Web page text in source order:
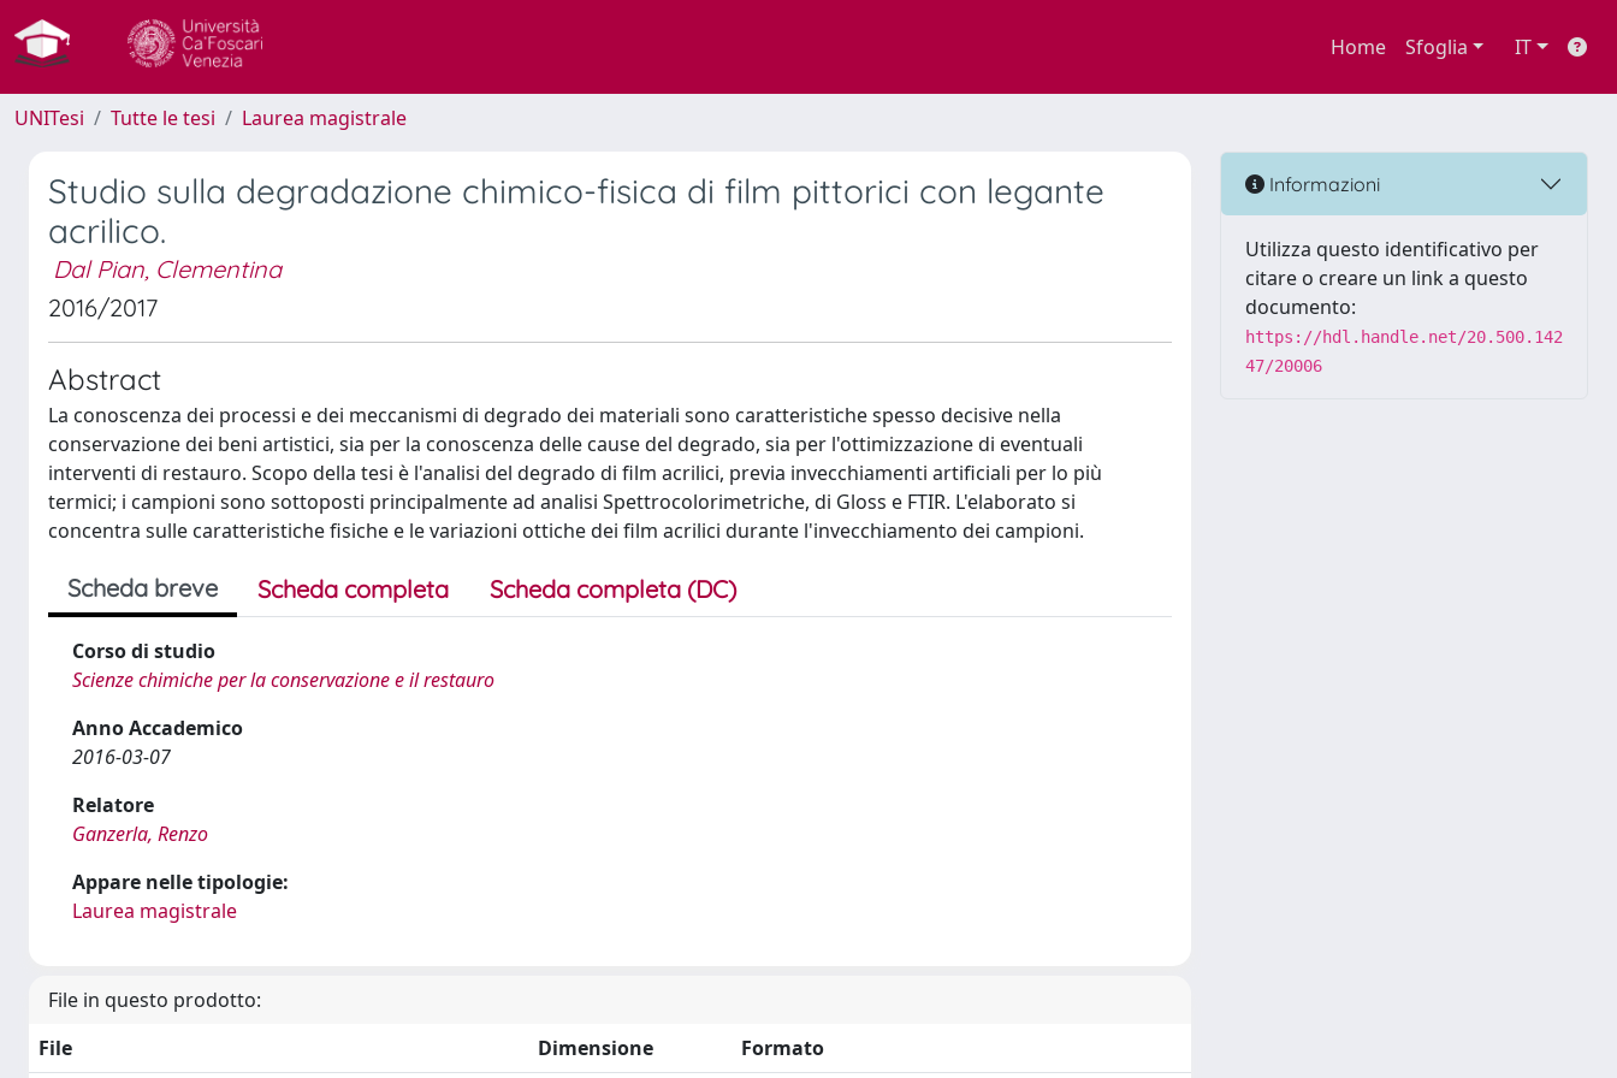
Home Sfoglia IT
UNITesi Tutte le tesi Laurea magistrale
Studio sulla degradazione chimico-fisica di film pittorici con legante
acrilico.
Dal Pian, Clementina
2016/2017
Abstract
La conoscenza dei processi e dei meccanismi di degrado dei materiali sono caratteristiche spesso decisive nella
conservazione dei beni artistici, sia per la conoscenza delle cause del degrado, sia per l'ottimizzazione di eventuali
interventi di restauro. Scopo della tesi è l'analisi del degrado di film acrilici, previa invecchiamenti artificiali per lo più
termici; i campioni sono sottoposti principalmente ad analisi Spettrocolorimetriche, di Gloss e FTIR. L'elaborato si
concentra sulle caratteristiche fisiche e le variazioni ottiche dei film acrilici durante l'invecchiamento dei campioni.
Scheda breve Scheda completa Scheda completa (DC)
Corso di studio
Scienze chimiche per la conservazione e il restauro
Anno Accademico
2016-03-07
Relatore
Ganzerla, Renzo
Appare nelle tipologie:
Laurea magistrale
File in questo prodotto:
File
Dimensione Formato
Informazioni
Utilizza questo identificativo per
citare o creare un link a questo
documento:
https://hdl.handle.net/20.500.142
47/20006